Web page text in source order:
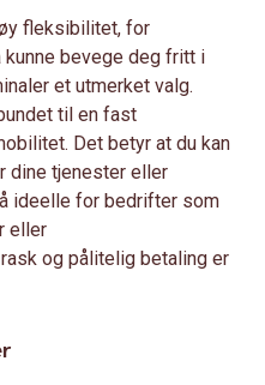
fleksibilitet, for
bevege deg fritt i
et utmerket valg.
til en fast
Det betyr at du kan
dine tjenester eller
ideelle for bedrifter som
eller
og pålitelig betaling er